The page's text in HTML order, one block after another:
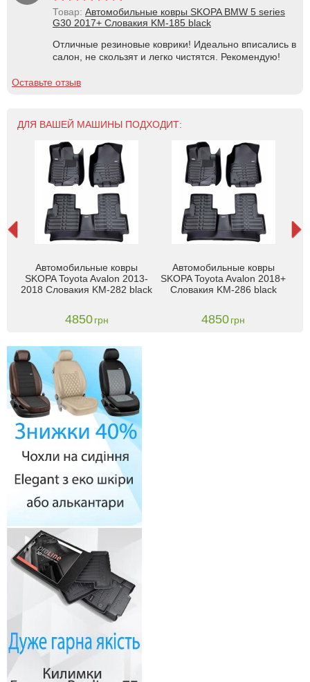
Товар: Автомобильные ковры SKOPA BMW 5 series
G30 2017+ Словакия KM-185 black
Отличные резиновые коврики! Идеально вписались в
салон, не скользят и легко чистятся. Рекомендую!
Оставьте отзыв
ДЛЯ ВАШЕЙ МАШИНЫ ПОДХОДИТ:
Автомобильные ковры
SKOPA Toyota Avalon 2013-
2018 Словакия KM-282 black
4850 грн
Автомобильные ковры
SKOPA Toyota Avalon 2018+
Словакия KM-286 black
4850грн